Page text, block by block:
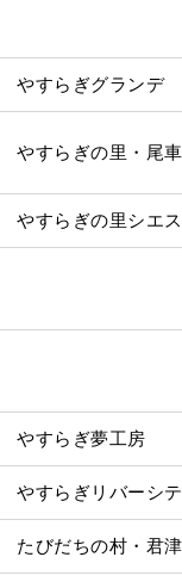
やすらぎグランデ
やすらぎの里・尾車
やすらぎの里シエ
やすらぎ夢工房
やすらぎリバーシ
たびだちの村・君津